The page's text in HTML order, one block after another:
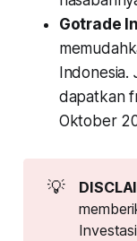
Gotrade
Indonesia.
dapatkan
Oktober
💡